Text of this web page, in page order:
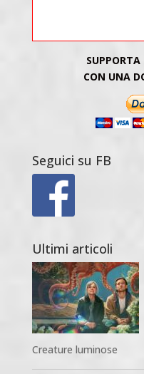
CON UNA
Seguici su FB
Ultimi articoli
Creature luminose